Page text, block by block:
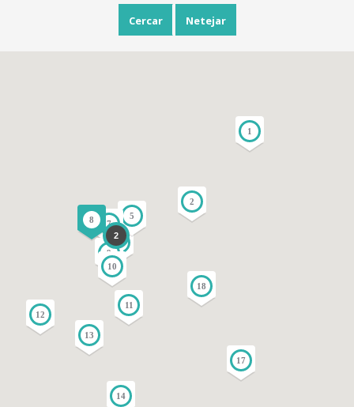
Cercar Netejar
1
2
3
5
7
8
9
10
11
12
13
14
17
18
2